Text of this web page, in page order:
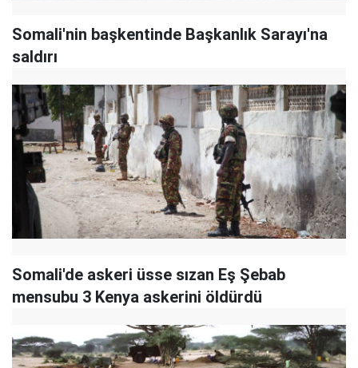
Somali'nin başkentinde Başkanlık Sarayı'na
saldırı
Somali'de askeri üsse sızan Eş Şebab
mensubu 3 Kenya askerini öldürdü